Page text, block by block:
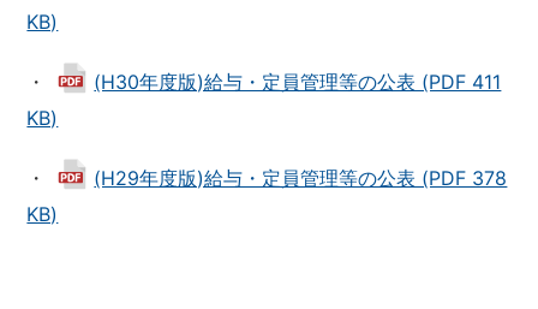
KB)
・
(H30年度版)給与・定員管理等の公表 (PDF 411
KB)
・
(H29年度版)給与・定員管理等の公表 (PDF 378
KB)